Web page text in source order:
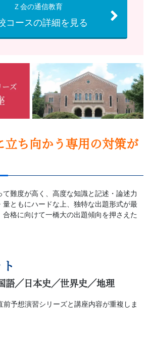
Ｚ会の通信教育
コースの詳細を見る
立ち向かう専用の対策が
難度が高く、高度な知識と記述・論述力
量ともにハードな上、独特な出題形式が最
合格に向けて一橋大の出題傾向を押さえた
語／日本史／世界史／地理
予想演習シリーズと講座内容が重複しま